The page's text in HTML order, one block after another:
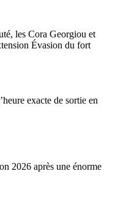
les Cora Georgiou et
Évasion du fort
exacte de sortie en
2026 après une énorme